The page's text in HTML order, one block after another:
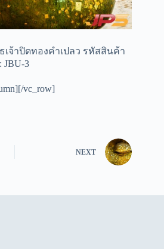
จ้าปิดทองคำเปลว รหัสสินค้า
: JBU-3
vc_row]
NEXT